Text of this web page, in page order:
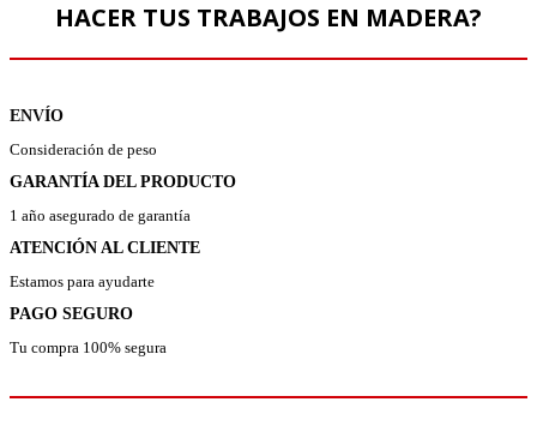
HACER TUS TRABAJOS EN MADERA?
ENVÍO
Consideración de peso
GARANTÍA DEL PRODUCTO
1 año asegurado de garantía
ATENCIÓN AL CLIENTE
Estamos para ayudarte
PAGO SEGURO
Tu compra 100% segura